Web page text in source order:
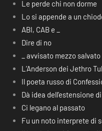
Le perde chi non dorme
Lo si appende a un
ABI, CAB e _
Dire di no
_ avvisato mezzo salvato
L’Anderson dei Jethro
Il poeta russo di
Dà idea dell’estensione
Ci legano al passato
Fu un noto interprete di